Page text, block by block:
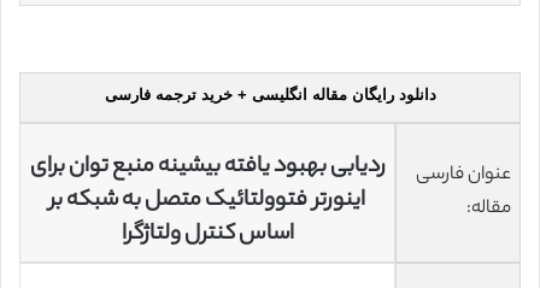
دانلود رایگان مقاله انگلیسی + خرید ترجمه فارسی
عنوان فارسی
مقاله:
ردیابی بهبود یافته بیشینه منبع توان برای
اینورتر فتوولتائیک متصل به شبکه بر
اساس کنترل ولتاژگرا